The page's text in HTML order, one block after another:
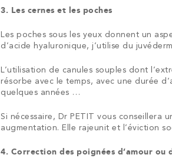
3. Les cernes et les poches
Les poches sous les yeux donnent un
d’acide hyaluronique, j’utilise du
L’utilisation de canules souples dont
résorbe avec le temps, avec une durée
quelques années …
Si nécessaire, Dr PETIT vous conseillera
augmentation. Elle rajeunit et l’éviction
4. Correction des poignées d’amour ou